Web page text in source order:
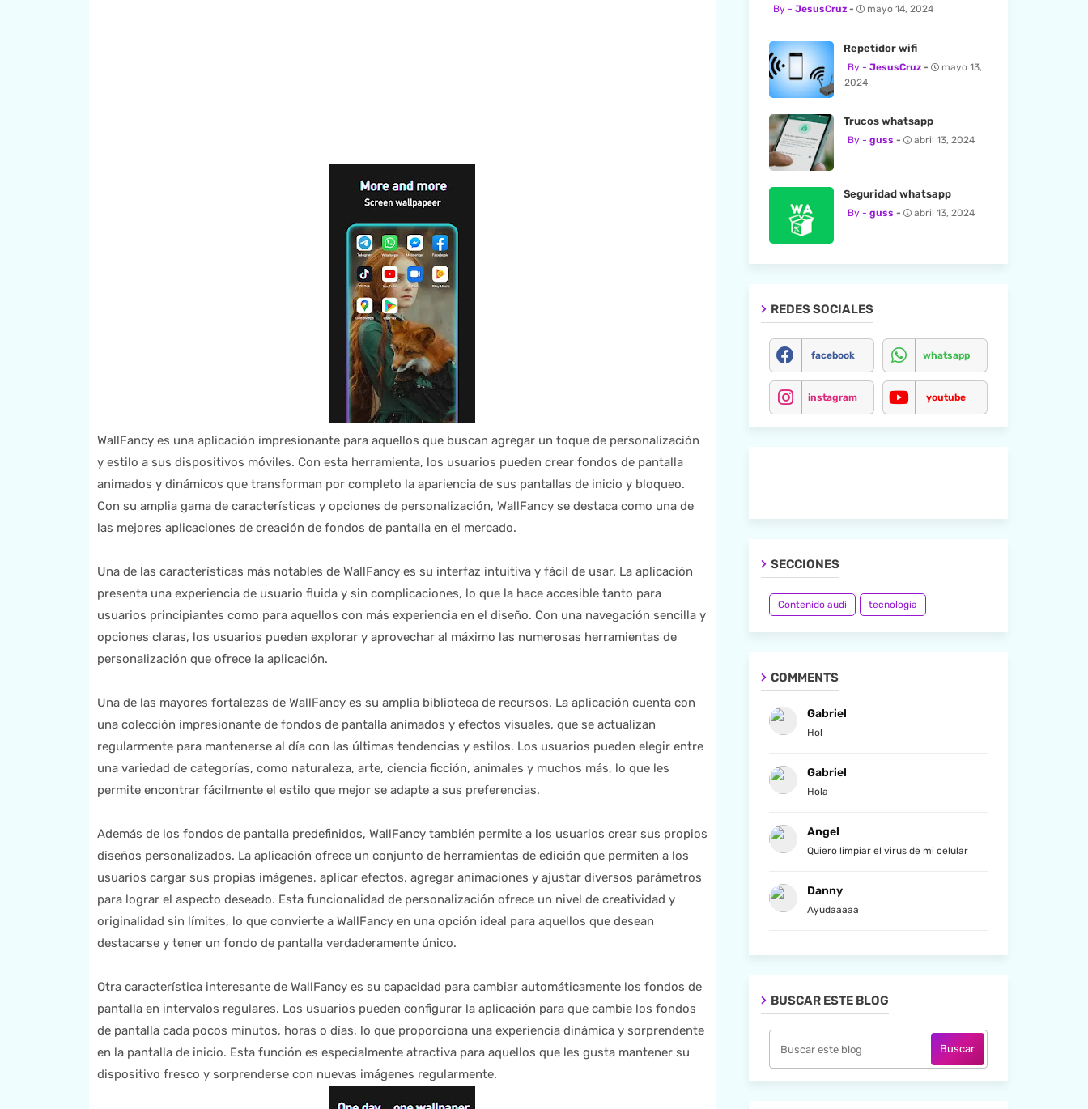
WallFancy es una aplicación impresionante para aquellos que buscan agregar un toque de personalización
y estilo a sus dispositivos móviles. Con esta herramienta, los usuarios pueden crear fondos de pantalla
animados y dinámicos que transforman por completo la apariencia de sus pantallas de inicio y bloqueo.
Con su amplia gama de características y opciones de personalización, WallFancy se destaca como una de
las mejores aplicaciones de creación de fondos de pantalla en el mercado.
Una de las características más notables de WallFancy es su interfaz intuitiva y fácil de usar. La aplicación
presenta una experiencia de usuario fluida y sin complicaciones, lo que la hace accesible tanto para
usuarios principiantes como para aquellos con más experiencia en el diseño. Con una navegación sencilla y
opciones claras, los usuarios pueden explorar y aprovechar al máximo las numerosas herramientas de
personalización que ofrece la aplicación.
Una de las mayores fortalezas de WallFancy es su amplia biblioteca de recursos. La aplicación cuenta con
una colección impresionante de fondos de pantalla animados y efectos visuales, que se actualizan
regularmente para mantenerse al día con las últimas tendencias y estilos. Los usuarios pueden elegir entre
una variedad de categorías, como naturaleza, arte, ciencia ficción, animales y muchos más, lo que les
permite encontrar fácilmente el estilo que mejor se adapte a sus preferencias.
Además de los fondos de pantalla predefinidos, WallFancy también permite a los usuarios crear sus propios
diseños personalizados. La aplicación ofrece un conjunto de herramientas de edición que permiten a los
usuarios cargar sus propias imágenes, aplicar efectos, agregar animaciones y ajustar diversos parámetros
para lograr el aspecto deseado. Esta funcionalidad de personalización ofrece un nivel de creatividad y
originalidad sin límites, lo que convierte a WallFancy en una opción ideal para aquellos que desean
destacarse y tener un fondo de pantalla verdaderamente único.
Otra característica interesante de WallFancy es su capacidad para cambiar automáticamente los fondos de
pantalla en intervalos regulares. Los usuarios pueden configurar la aplicación para que cambie los fondos
de pantalla cada pocos minutos, horas o días, lo que proporciona una experiencia dinámica y sorprendente
en la pantalla de inicio. Esta función es especialmente atractiva para aquellos que les gusta mantener su
dispositivo fresco y sorprenderse con nuevas imágenes regularmente.
JesusCruz mayo 14, 2024
Repetidor wifi
JesusCruz
mayo 13,
2024
Trucos whatsapp
guss abril 13, 2024
Seguridad whatsapp
guss abril 13, 2024
REDES SOCIALES
facebook whatsapp
instagram youtube
SECCIONES
Contenido audi tecnologia
COMMENTS
Gabriel
Hol
Gabriel
Hola
Angel
Quiero limpiar el virus de mi celular
Danny
Ayudaaaaa
BUSCAR ESTE BLOG